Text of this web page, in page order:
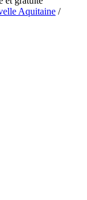
Aquitaine /